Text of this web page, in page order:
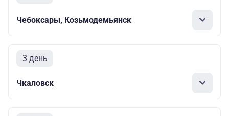
Чебоксары, Козьмодемьянск
3 день
Чкаловск